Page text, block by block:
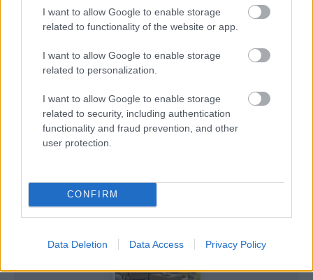
I want to allow Google to enable storage
related to functionality of the website or app.
I want to allow Google to enable storage
related to personalization.
I want to allow Google to enable storage
related to security, including authentication
functionality and fraud prevention, and other
user protection.
CONFIRM
Data Deletion Data Access Privacy Policy
vyjsť draho. Ako ho ochrániť pred hnitím a škodcami?
clovek by cakal ze vysusene drahe drevo bolo predtym naparovane aby
sa zbavilo zarodkov skodcov...